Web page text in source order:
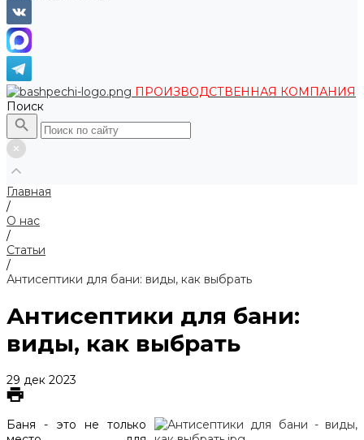
ПРОИЗВОДСТВЕННАЯ КОМПАНИЯ
Поиск
Главная
/
О нас
/
Статьи
/
Антисептики для бани: виды, как выбрать
Антисептики для бани:
виды, как выбрать
29 дек 2023
Баня - это не только